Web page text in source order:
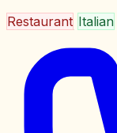
Restaurant Italian